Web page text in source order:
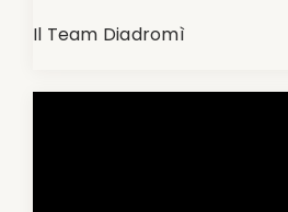
Il Team Diadromì